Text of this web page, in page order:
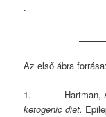
.
Az első ábra forrása:
1. Hartman,
ketogenic diet.